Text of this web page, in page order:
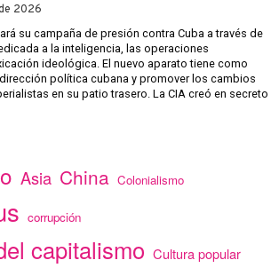
2026
su campaña de presión contra Cuba a través de
a la inteligencia, las operaciones
ideológica. El nuevo aparato tiene como
política cubana y promover los cambios
en su patio trasero. La CIA creó en secreto
Asia China Colonialismo
corrupción
capitalismo Cultura popular